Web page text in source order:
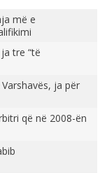
më e
tre “të
ja për
që në 2008-ën